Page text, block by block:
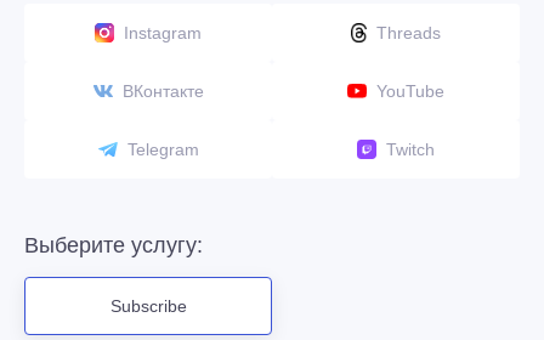
Instagram Threads
ВКонтакте YouTube
Telegram Twitch
Выберите услугу:
Subscribe